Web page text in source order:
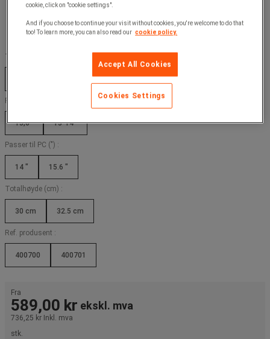
Totallengde (cm) :
For skjerm :
15,6'' 13-14''
Passer til PC (") :
14 " 15.6 "
Totalhøyde (cm) :
30 cm 32.5 cm
Ref. produsent :
400700 400701
Fra
589,00 kr ekskl. mva
736,25 kr Inkl. mva
stk.
cookie, click on "cookie settings".
And if you choose to continue your visit without cookies, you're welcome to do that
too! To learn more, you can also read our cookie policy.
Accept All Cookies
Cookies Settings